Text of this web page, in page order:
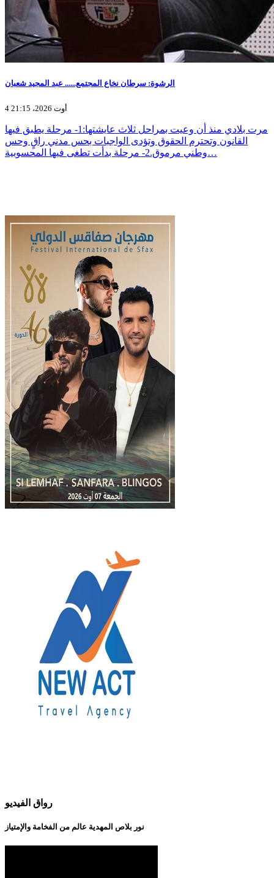
الرشوة: سرطان نخاع المجتمع...... عبد المجيد شعبان
4 أوت 2026، 21:15
مرت بلادي منذ أن وعيت بمراحل ثلاث عايشتها:1- مرحلة يطبق فيها
القانون وتحترم الحقوق وتؤدى الواجبات بحس مدني راقٍ وحس
وطني مرموق.2- مرحلة بدأت تطغى فيها المحسوبية…
رواق الفيديو
نور بلاص المهدية عالم من الفخامة والإمتياز